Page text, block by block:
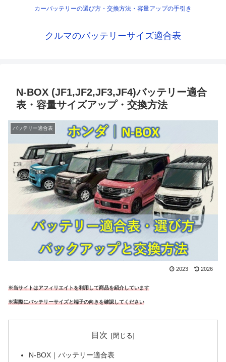
カーバッテリーの選び方・交換方法・容量アップの手引き
クルマのバッテリーサイズ適合表
N-BOX (JF1,JF2,JF3,JF4)バッテリー適合
表・容量サイズアップ・交換方法
バッテリー適合表
2023 2026
※当サイトはアフィリエイトを利用して商品を紹介しています
※実際にバッテリーサイズと端子の向きを確認してください
目次
N-BOX｜バッテリー適合表